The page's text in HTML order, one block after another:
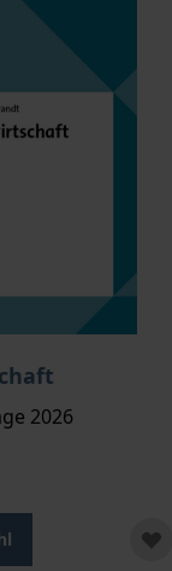
Titels richtet
2026